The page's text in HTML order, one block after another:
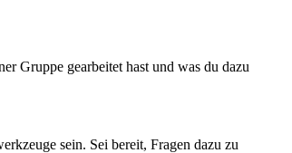
Gruppe gearbeitet hast und was du dazu
sein. Sei bereit, Fragen dazu zu